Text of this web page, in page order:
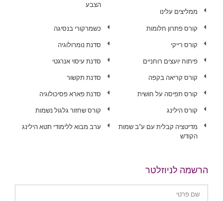
ממליצים עלינו
הצבע
קורס פתרון חלומות
קורס רייקי
פיתוח יועצים רוחניים
קורס קריאה בקפה
קורס תפיסה על חושית
קורס הילינג
מדיטציה קבלית עם ע"ב שמות
הקודש
כשמרקורי בנסיגה
סדנת נומרולוגיה
סדנת עיסוי אנרגטי
סדנת תקשור
סדנת פארא פסיכולוגיה
קורס שחזור גלגול נשמות
ערב מבוא ללימודי תטא הילינג
הרשמה לניוזלטר